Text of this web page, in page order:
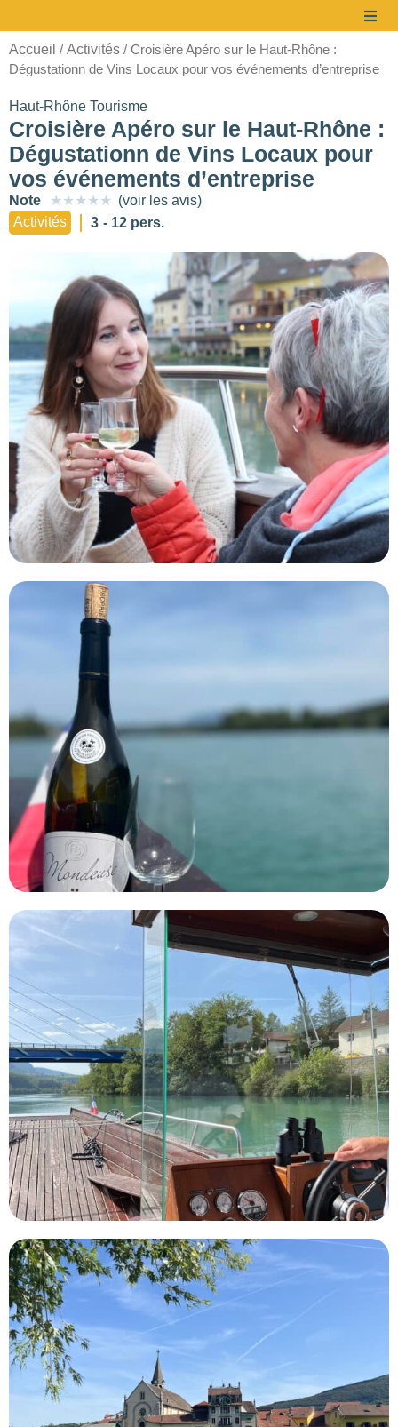
Accueil / Activités / Croisière Apéro sur le Haut-Rhône :
Dégustationn de Vins Locaux pour vos événements d’entreprise
Haut-Rhône Tourisme
Croisière Apéro sur le Haut-Rhône :
Dégustationn de Vins Locaux pour
vos événements d’entreprise
Note ★★★★★ (voir les avis)
Activités
3 - 12 pers.
154 67